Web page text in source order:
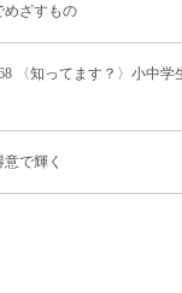
めざすもの
〈知ってます？〉小中学
で輝く